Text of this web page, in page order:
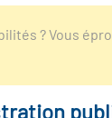
? Vous